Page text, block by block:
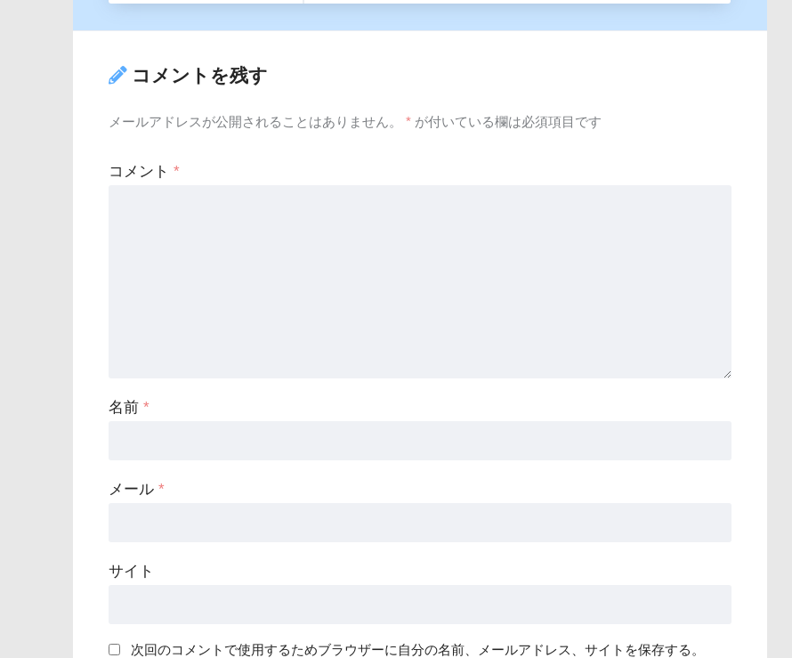
コメントを残す
メールアドレスが公開されることはありません。 * が付いている欄は必須項目です
コメント *
名前 *
メール *
サイト
次回のコメントで使用するためブラウザーに自分の名前、メールアドレス、サイトを保存する。